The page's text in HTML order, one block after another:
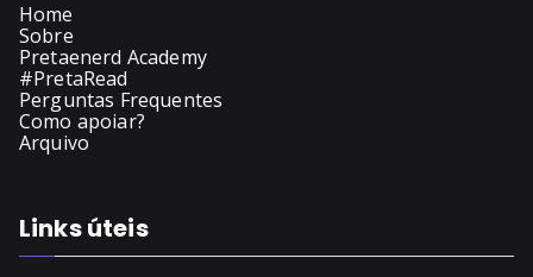
Home
Sobre
Pretaenerd Academy
#PretaRead
Perguntas Frequentes
Como apoiar?
Arquivo
Links úteis